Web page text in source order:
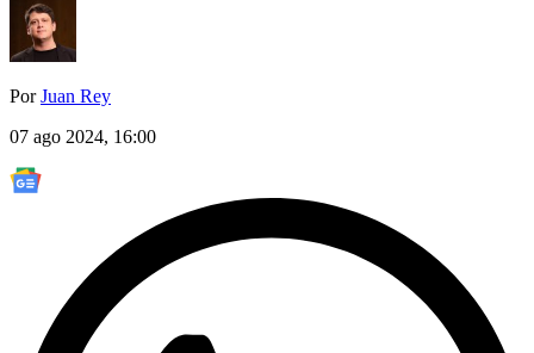
PorJuan Rey
07 ago 2024, 16:00